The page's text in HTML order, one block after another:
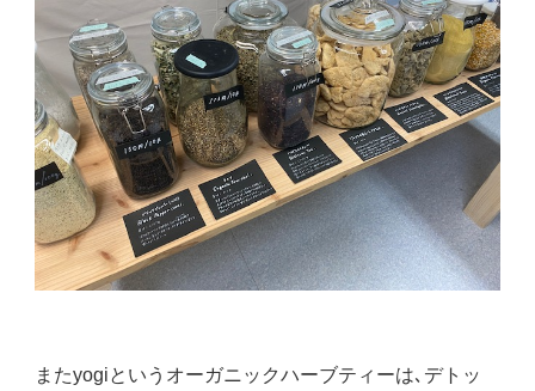
またyogiというオーガニックハーブティーは､デトッ